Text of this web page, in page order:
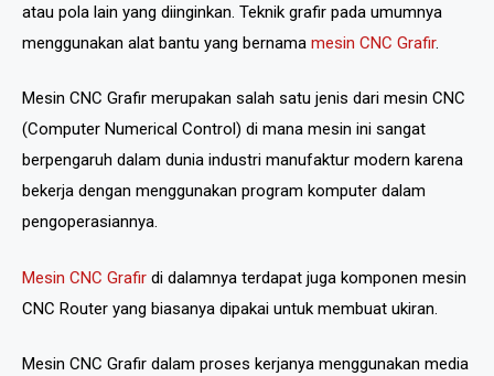
atau pola lain yang diinginkan. Teknik grafir pada umumnya
menggunakan alat bantu yang bernama mesin CNC Grafir.
Mesin CNC Grafir merupakan salah satu jenis dari mesin CNC
(Computer Numerical Control) di mana mesin ini sangat
berpengaruh dalam dunia industri manufaktur modern karena
bekerja dengan menggunakan program komputer dalam
pengoperasiannya.
Mesin CNC Grafir di dalamnya terdapat juga komponen mesin
CNC Router yang biasanya dipakai untuk membuat ukiran.
Mesin CNC Grafir dalam proses kerjanya menggunakan media